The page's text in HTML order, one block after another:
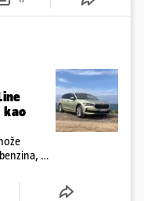
kao
a